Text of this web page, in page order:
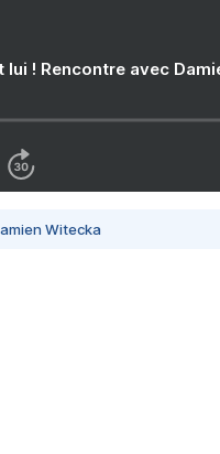
! Rencontre avec
Witecka